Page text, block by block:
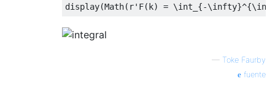
display(Math( r'F( k) = \int {-\infty}^{
— Toke Faurby
fuente